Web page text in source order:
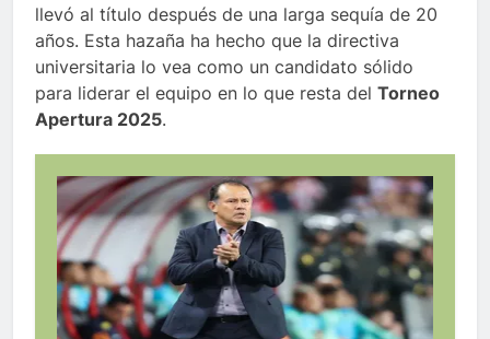
llevó al título después de una larga sequía de 20
años. Esta hazaña ha hecho que la directiva
universitaria lo vea como un candidato sólido
para liderar el equipo en lo que resta del Torneo
Apertura 2025.